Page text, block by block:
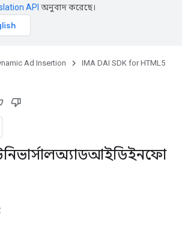
API অনুবাদ করেছে।
Ad Insertion
IMA DAI SDK for HTML5